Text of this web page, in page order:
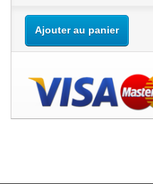
Ajouter au panier